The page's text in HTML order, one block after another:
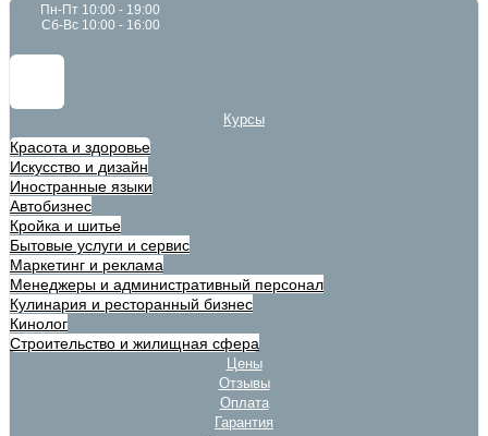
Пн-Пт 10:00 - 19:00
Сб-Вс 10:00 - 16:00
Курсы
Красота и здоровье
Искусство и дизайн
Иностранные языки
Автобизнес
Кройка и шитье
Бытовые услуги и сервис
Маркетинг и реклама
Менеджеры и административный персонал
Кулинария и ресторанный бизнес
Кинолог
Строительство и жилищная сфера
Цены
Отзывы
Оплата
Гарантия